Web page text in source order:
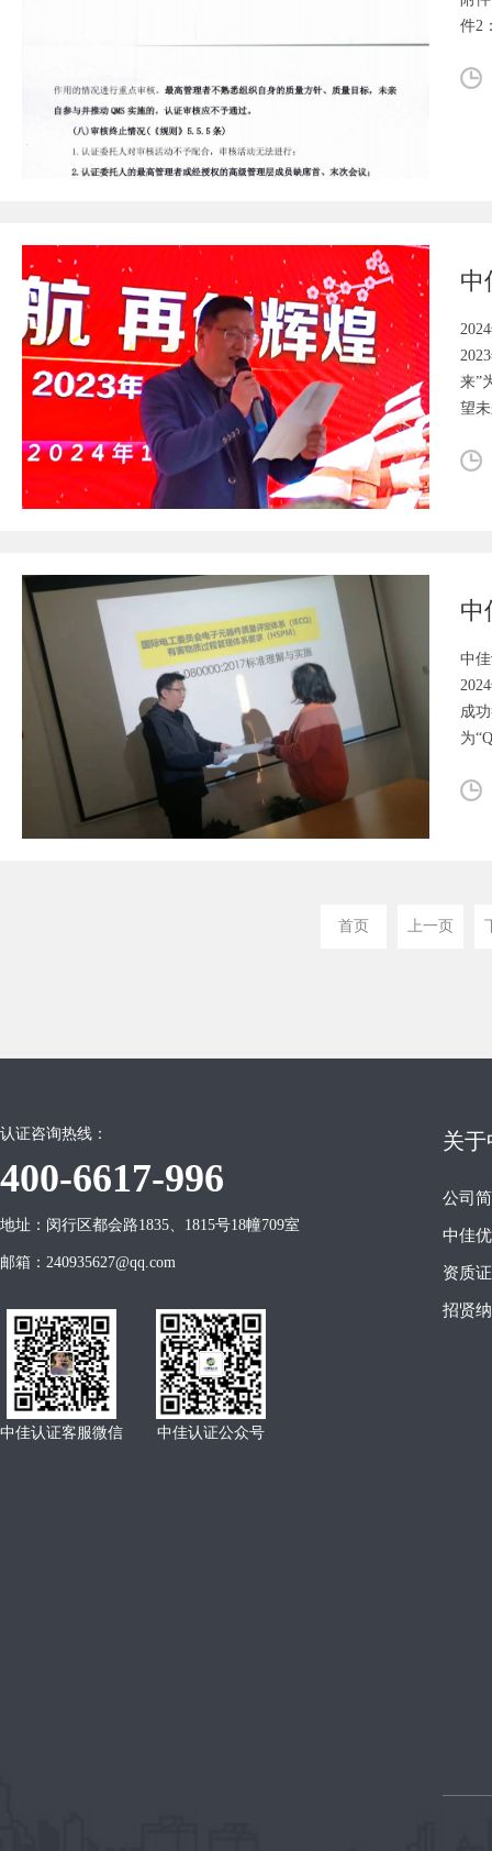
件2
来”
望
中
成
为
首页 上一页
认证咨询热线：
400-6617-996
地址：闵行区都会路1835、1815号18幢709室
邮箱：240935627@qq.com
中佳认证客服微信 中佳认证公众号
关于
公司
中佳
资质
招贤